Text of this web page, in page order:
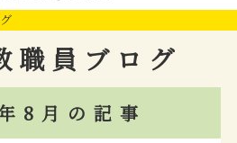
職員ブログ
8月の記事